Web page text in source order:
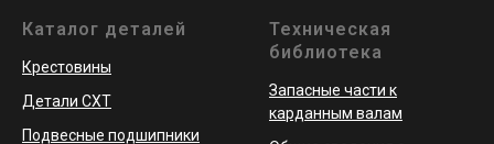
Каталог деталей
Крестовины
Детали СХТ
Подвесные подшипники
Техническая
библиотека
Запасные части к
карданным валам